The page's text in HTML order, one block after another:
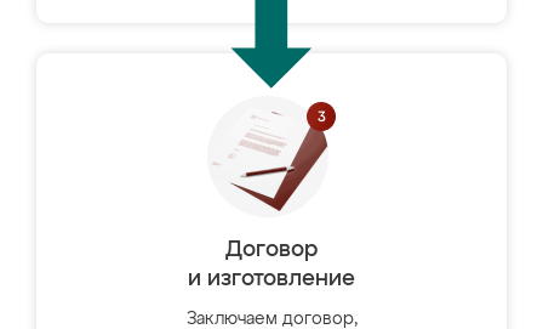
Договор
и изготовление
Заключаем договор,